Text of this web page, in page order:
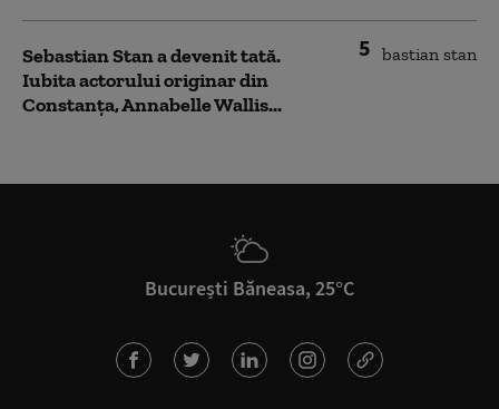
5
Sebastian Stan a devenit tată.
Iubita actorului originar din
Constanța, Annabelle Wallis...
București Băneasa, 25°C